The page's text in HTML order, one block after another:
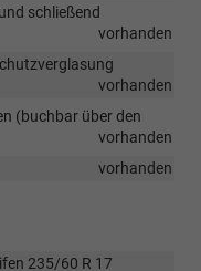
schließend
vorhanden
vorhanden
(buchbar über den
vorhanden
vorhanden
235/60 R 17